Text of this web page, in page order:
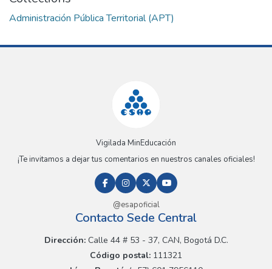
Administración Pública Territorial (APT)
Vigilada MinEducación
¡Te invitamos a dejar tus comentarios en nuestros canales oficiales!
@esapoficial
Contacto Sede Central
Dirección:Calle 44 # 53 - 37, CAN, Bogotá D.C.
Código postal: 111321